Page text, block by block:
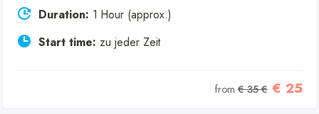
Duration: 1 Hour (approx.)
Start time: zu jeder Zeit
from € 35 €€ 25